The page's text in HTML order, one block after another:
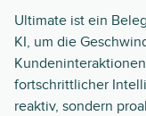
Ultimate ist ein
KI, um die
fortschrittlicher
reaktiv, sondern